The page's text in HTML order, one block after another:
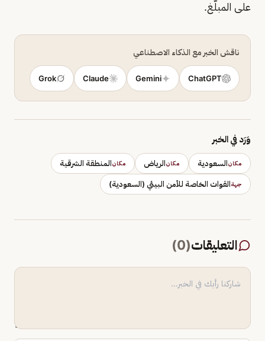
على المبلّغ.
ناقش الخبر مع الذكاء الاصطناعي
ChatGPT
Gemini
Claude
Grok
وَرَد في الخبر
مكانالسعودية مكانالرياض مكانالمنطقة الشرقية
جهةالقوات الخاصة للأمن البيئي (السعودية)
التعليقات(
0
)